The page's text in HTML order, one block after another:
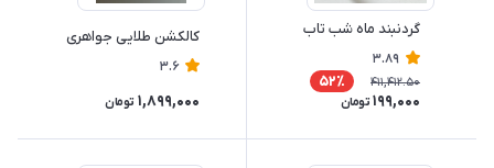
گردنبند ماه شب تاب
3.89
411,412.50 52٪
199,000 تومان
کالکشن طلایی جواهری
3.6
1,899,000 تومان